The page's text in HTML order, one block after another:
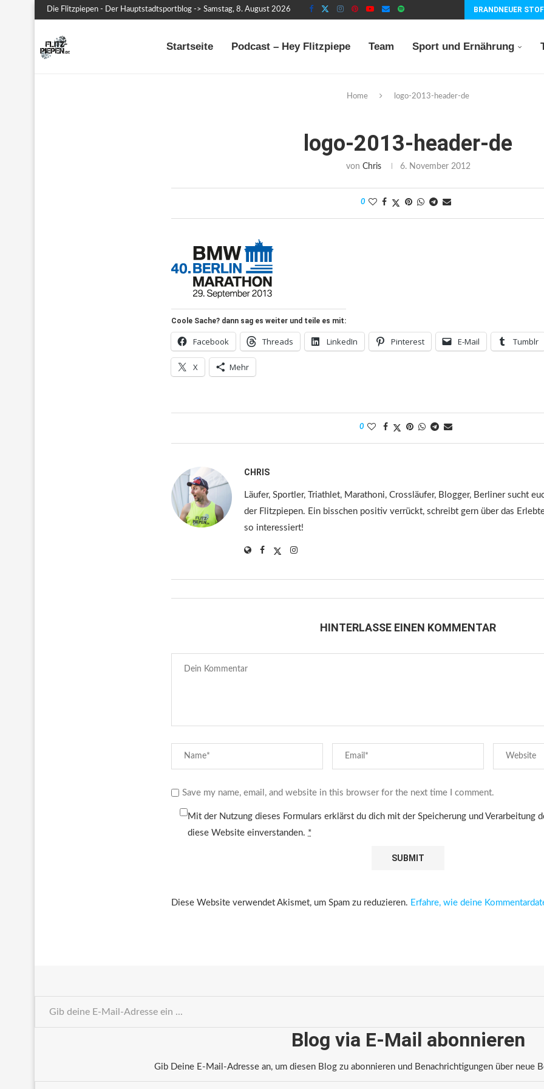
Die Flitzpiepen - Der Hauptstadtsportblog -> Samstag, 8. August 2026 BRANDNEUER
Startseite Podcast – Hey Flitzpiepe Team Sport und Ernährung
Home logo-2013-header-de
logo-2013-header-de
von Chris 6. November 2012
0
Coole Sache? dann sag es weiter und teile es mit:
Facebook Threads LinkedIn Pinterest E-Mail Tumblr
X Mehr
0
CHRIS
Läufer, Sportler, Triathlet, Marathoni, Crossläufer, Blogger, Berliner sucht
der Flitzpiepen. Ein bisschen positiv verrückt, schreibt gern über das
so interessiert!
HINTERLASSE EINEN KOMMENTAR
Save my name, email, and website in this browser for the next time I comment.
Mit der Nutzung dieses Formulars erklärst du dich mit der Speicherung und Verarbeitung
diese Website einverstanden. *
Diese Website verwendet Akismet, um Spam zu reduzieren. Erfahre, wie deine
Blog via E-Mail abonnieren
Gib Deine E-Mail-Adresse an, um diesen Blog zu abonnieren und Benachrichtigungen über neue